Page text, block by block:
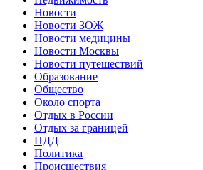
Новости
Новости ЗОЖ
Новости медицины
Новости Москвы
Новости путешествий
Образование
Общество
Около спорта
Отдых в России
Отдых за границей
ПДД
Политика
Происшествия